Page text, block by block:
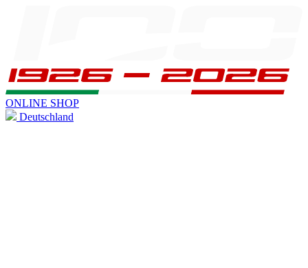
ONLINE SHOP
Deutschland